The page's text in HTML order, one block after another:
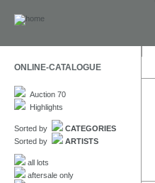
ONLINE-CATALOGUE
Auction 70
Highlights
Sorted by
CATEGORIES
Sorted by
ARTISTS
all lots
aftersale only